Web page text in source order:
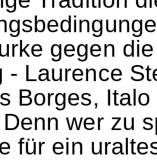
gegen
- Laurence
Borges,
wer zu
für ein